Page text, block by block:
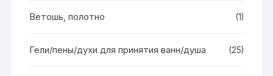
Ветошь, полотно (1)
Гели/пены/духи для принятия ванн/душа (25)